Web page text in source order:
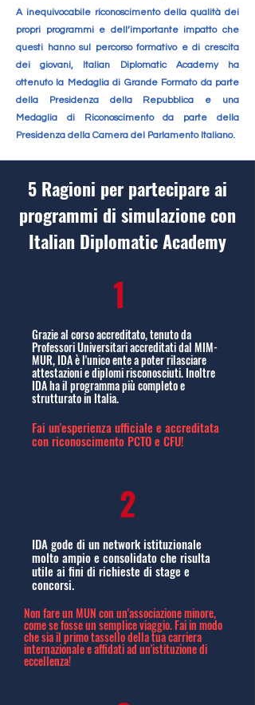
A inequivocabile riconoscimento della qualità dei
propri programmi e dell’importante impatto che
questi hanno sul percorso formativo e di crescita
dei giovani, Italian Diplomatic Academy ha
ottenuto la Medaglia di Grande Formato da parte
della Presidenza della Repubblica e una
Medaglia di Riconoscimento da parte della
Presidenza della Camera del Parlamento Italiano.
5 Ragioni per partecipare ai
programmi di simulazione con
Italian Diplomatic Academy
1
Grazie al corso accreditato, tenuto da
Professori Universitari accreditati dal MIM-
MUR, IDA è l'unico ente a poter rilasciare
attestazioni e diplomi risconosciuti. Inoltre
IDA ha il programma più completo e
strutturato in Italia.
Fai un'esperienza ufficiale e accreditata
con riconoscimento PCTO e CFU!
2
IDA gode di un network istituzionale
molto ampio e consolidato che risulta
utile ai fini di richieste di stage e
concorsi.
Non fare un MUN con un'associazione minore,
come se fosse un semplice viaggio. Fai in modo
che sia il primo tassello della tua carriera
internazionale e affidati ad un'istituzione di
eccellenza!